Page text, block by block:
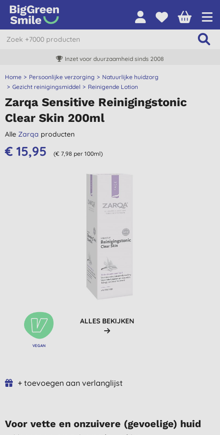
Inzet voor duurzaamheid sinds 2008
Home Persoonlijke verzorging
Natuurlijke huidzorg
Gezicht reinigingsmiddel
Reinigende Lotion
Zarqa Sensitive Reinigingstonic
Clear Skin 200ml
Alle Zarqa producten
€ 15,95 (€ 7,98 per 100ml)
VEGAN
ALLES BEKIJKEN
+ toevoegen aan verlanglijst
Voor vette en onzuivere (gevoelige) huid